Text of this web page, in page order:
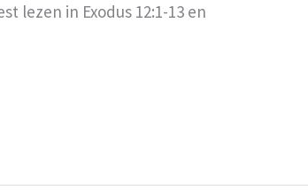
lezen in Exodus 12:1-13 en